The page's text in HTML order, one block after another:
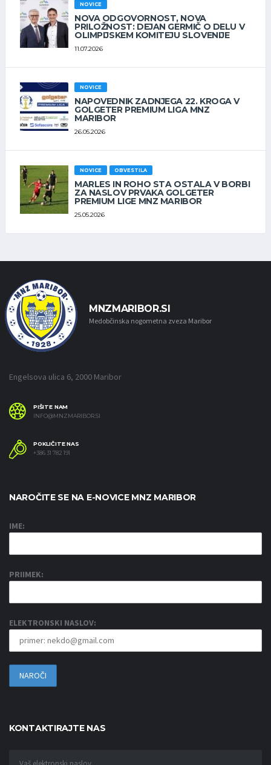
NOVICE
NOVA ODGOVORNOST, NOVA
PRILOŽNOST: DEJAN GERMIČ O DELU V
OLIMPIJSKEM KOMITEJU SLOVENIJE
11.07.2026
NOVICE
NAPOVEDNIK ZADNJEGA 22. KROGA V
GOLGETER PREMIUM LIGA MNZ
MARIBOR
26.05.2026
NOVICE OBVESTILA
MARLES IN ROHO STA OSTALA V BORBI
ZA NASLOV PRVAKA GOLGETER
PREMIUM LIGE MNZ MARIBOR
25.05.2026
MNZMARIBOR.SI
Medobčinska nogometna zveza Maribor
Engelsova ulica 6, 2000 Maribor
PIŠITE NAM
INFO@MNZMARIBOR.SI
POKLIČITE NAS
+386 31 782 191
NAROČITE SE NA E-NOVICE MNZ MARIBOR
IME:
PRIIMEK:
ELEKTRONSKI NASLOV:
KONTAKTIRAJTE NAS